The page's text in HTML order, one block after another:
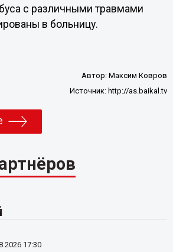
с различными травмами
в больницу.
Автор:Максим Ковров
Источник: http://as.baikal.tv
17:30